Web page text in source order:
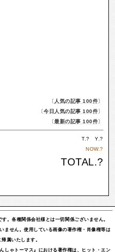
〔 人気の記事 100件〕
〔今日人気の記事 100件〕
〔最新の記事 100件〕
T.? Y.?
NOW.?
TOTAL.?
。各種関係会社様とは一切関係ございません。
ません。使用している画像の著作権・肖像権等は
属いたします。
しゃトーマス』における著作権は、ヒット・エン